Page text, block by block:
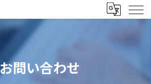
お問い合わせ